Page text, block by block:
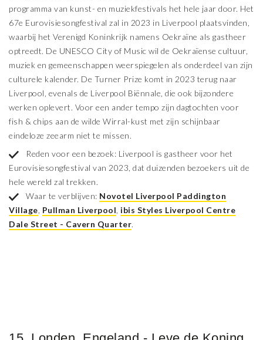
programma van kunst- en muziekfestivals het hele jaar door. Het
67e Eurovisiesongfestival zal in 2023 in Liverpool plaatsvinden,
waarbij het Verenigd Koninkrijk namens Oekraïne als gastheer
optreedt. De UNESCO City of Music wil de Oekraïense cultuur,
muziek en gemeenschappen weerspiegelen als onderdeel van zijn
culturele kalender. De Turner Prize komt in 2023 terug naar
Liverpool, evenals de Liverpool Biënnale, die ook bijzondere
werken oplevert. Voor een ander tempo zijn dagtochten voor
fish & chips aan de wilde Wirral-kust met zijn schijnbaar
eindeloze zeearm niet te missen.
Reden voor een bezoek: Liverpool is gastheer voor het
Eurovisiesongfestival van 2023, dat duizenden bezoekers uit de
hele wereld zal trekken.
Waar te verblijven: Novotel Liverpool Paddington
Village Pullman Liverpool ibis Styles Liverpool Centre
Dale Street - Cavern Quarter.